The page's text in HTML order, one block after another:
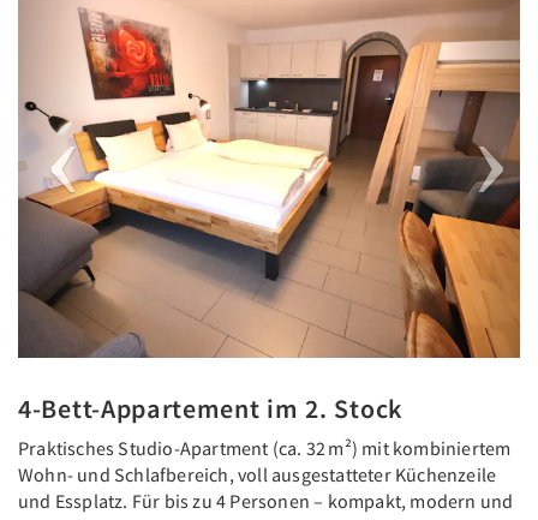
4-Bett-Appartement im 2. Stock
Praktisches Studio-Apartment (ca. 32 m²) mit kombiniertem
Wohn- und Schlafbereich, voll ausgestatteter Küchenzeile
und Essplatz. Für bis zu 4 Personen – kompakt, modern und